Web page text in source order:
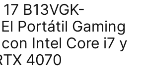
B13VGK-
Portátil Gaming
Intel Core i7 y
4070